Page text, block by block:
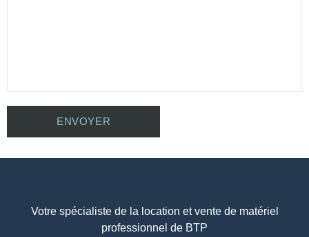
Votre spécialiste de la location et vente de matériel
professionnel de BTP